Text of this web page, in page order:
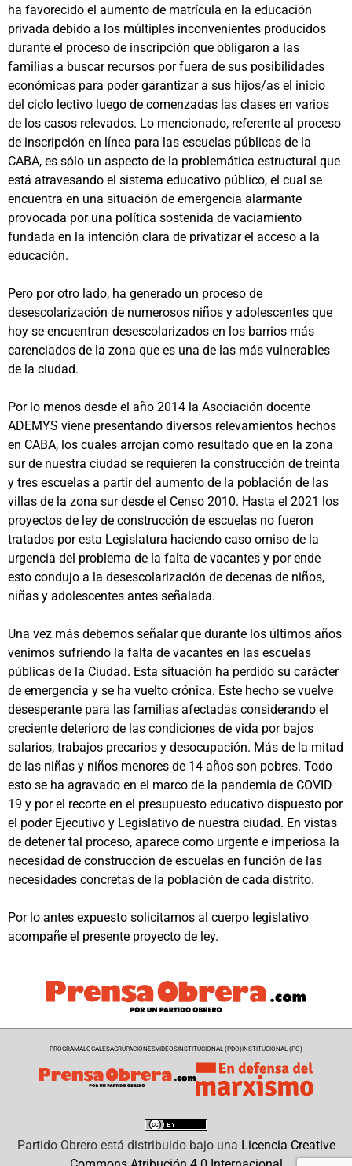
ha favorecido el aumento de matrícula en la educación
privada debido a los múltiples inconvenientes producidos
durante el proceso de inscripción que obligaron a las
familias a buscar recursos por fuera de sus posibilidades
económicas para poder garantizar a sus hijos/as el inicio
del ciclo lectivo luego de comenzadas las clases en varios
de los casos relevados. Lo mencionado, referente al proceso
de inscripción en línea para las escuelas públicas de la
CABA, es sólo un aspecto de la problemática estructural que
está atravesando el sistema educativo público, el cual se
encuentra en una situación de emergencia alarmante
provocada por una política sostenida de vaciamiento
fundada en la intención clara de privatizar el acceso a la
educación.
Pero por otro lado, ha generado un proceso de
desescolarización de numerosos niños y adolescentes que
hoy se encuentran desescolarizados en los barrios más
carenciados de la zona que es una de las más vulnerables
de la ciudad.
Por lo menos desde el año 2014 la Asociación docente
ADEMYS viene presentando diversos relevamientos hechos
en CABA, los cuales arrojan como resultado que en la zona
sur de nuestra ciudad se requieren la construcción de treinta
y tres escuelas a partir del aumento de la población de las
villas de la zona sur desde el Censo 2010. Hasta el 2021 los
proyectos de ley de construcción de escuelas no fueron
tratados por esta Legislatura haciendo caso omiso de la
urgencia del problema de la falta de vacantes y por ende
esto condujo a la desescolarización de decenas de niños,
niñas y adolescentes antes señalada.
Una vez más debemos señalar que durante los últimos años
venimos sufriendo la falta de vacantes en las escuelas
públicas de la Ciudad. Esta situación ha perdido su carácter
de emergencia y se ha vuelto crónica. Este hecho se vuelve
desesperante para las familias afectadas considerando el
creciente deterioro de las condiciones de vida por bajos
salarios, trabajos precarios y desocupación. Más de la mitad
de las niñas y niños menores de 14 años son pobres. Todo
esto se ha agravado en el marco de la pandemia de COVID
19 y por el recorte en el presupuesto educativo dispuesto por
el poder Ejecutivo y Legislativo de nuestra ciudad. En vistas
de detener tal proceso, aparece como urgente e imperiosa la
necesidad de construcción de escuelas en función de las
necesidades concretas de la población de cada distrito.
Por lo antes expuesto solicitamos al cuerpo legislativo
acompañe el presente proyecto de ley.
PROGRAMALOCALESAGRUPACIONESVIDEOSINSTITUCIONAL (PDO)INSTITUCIONAL (PO)
Partido Obreroestá distribuido bajo una Licencia Creative